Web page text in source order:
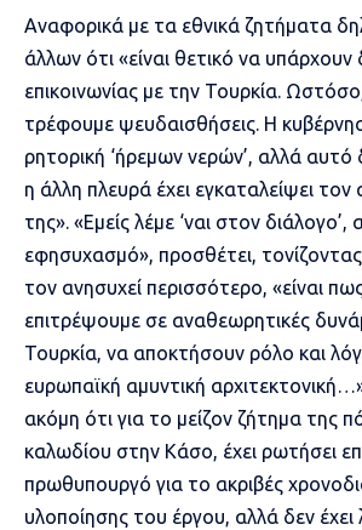
Αναφορικά με τα εθνικά ζητήματα
άλλων ότι «είναι θετικό να υπάρχουν
επικοινωνίας με την Τουρκία.
τρέφουμε ψευδαισθήσεις. Η
ρητορική ‘ήρεμων νερών’, αλλά αυτό
η άλλη πλευρά έχει εγκαταλείψει
της». «Εμείς λέμε ‘ναι στον διάλογο’,
εφησυχασμό», προσθέτει,
τον ανησυχεί περισσότερο, «είναι
επιτρέψουμε σε αναθεωρητικές
Τουρκία, να αποκτήσουν ρόλο και
ευρωπαϊκή αμυντική
ακόμη ότι για το μείζον ζήτημα της
καλωδίου στην Κάσο, έχει ρωτήσει
πρωθυπουργό για το ακριβές
υλοποίησης του έργου, αλλά δεν έχει